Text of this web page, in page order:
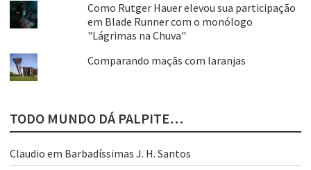
Como Rutger Hauer elevou sua participação
em Blade Runner com o monólogo
"Lágrimas na Chuva"
Comparando maçãs com laranjas
TODO MUNDO DÁ PALPITE…
Claudio em Barbadíssimas J. H. Santos